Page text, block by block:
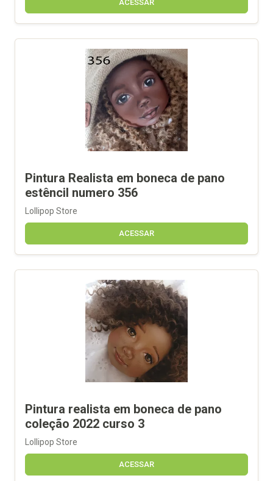
ACESSAR
Pintura Realista em boneca de pano
estêncil numero 356
Lollipop Store
ACESSAR
Pintura realista em boneca de pano
coleção 2022 curso 3
Lollipop Store
ACESSAR